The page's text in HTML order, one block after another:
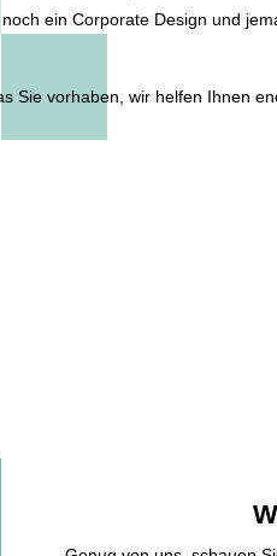
ein Corporate Design und
Sie vorhaben, wir helfen Ihnen